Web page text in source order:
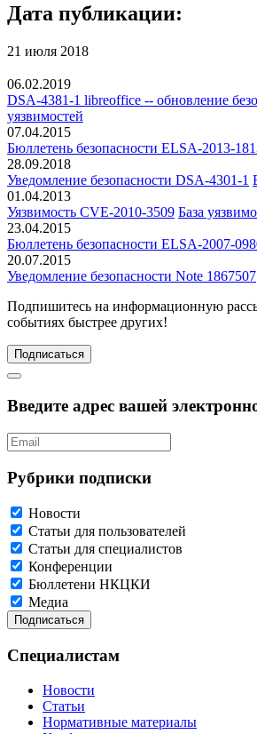
Дата публикации:
21 июля 2018
06.02.2019
DSA-4381-1 libreoffice -- обновление
уязвимостей
07.04.2015
Бюллетень безопасности ELSA-2013-
28.09.2018
Уведомление безопасности DSA-4301-1
01.04.2013
Уязвимость CVE-2010-3509 База
23.04.2015
Бюллетень безопасности ELSA-2007-
20.07.2015
Уведомление безопасности Note 1867507
Подпишитесь на информационную
событиях быстрее других!
Подписаться
Введите адрес вашей
Рубрики подписки
Новости
Статьи для пользователей
Статьи для специалистов
Конференции
Бюллетени НКЦКИ
Медиа
Специалистам
Новости
Статьи
Нормативные материалы